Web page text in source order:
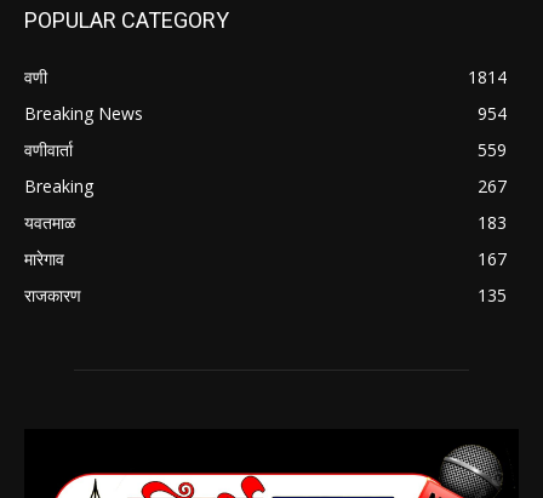
POPULAR CATEGORY
वणी
1814
Breaking News
954
वणीवार्ता
559
Breaking
267
यवतमाळ
183
मारेगाव
167
राजकारण
135